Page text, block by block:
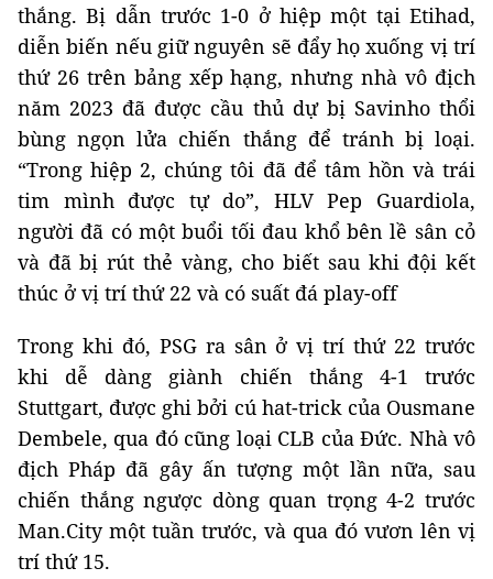
thắng. Bị dẫn trước 1-0 ở hiệp một tại Etihad,
diễn biến nếu giữ nguyên sẽ đẩy họ xuống vị trí
thứ 26 trên bảng xếp hạng, nhưng nhà vô địch
năm 2023 đã được cầu thủ dự bị Savinho thổi
bùng ngọn lửa chiến thắng để tránh bị loại.
“Trong hiệp 2, chúng tôi đã để tâm hồn và trái
tim mình được tự do”, HLV Pep Guardiola,
người đã có một buổi tối đau khổ bên lề sân cỏ
và đã bị rút thẻ vàng, cho biết sau khi đội kết
thúc ở vị trí thứ 22 và có suất đá play-off
Trong khi đó, PSG ra sân ở vị trí thứ 22 trước
khi dễ dàng giành chiến thắng 4-1 trước
Stuttgart, được ghi bởi cú hat-trick của Ousmane
Dembele, qua đó cũng loại CLB của Đức. Nhà vô
địch Pháp đã gây ấn tượng một lần nữa, sau
chiến thắng ngược dòng quan trọng 4-2 trước
Man.City một tuần trước, và qua đó vươn lên vị
trí thứ 15.